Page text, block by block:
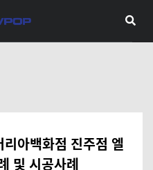
아백화점 진주점 엘
및 시공사례